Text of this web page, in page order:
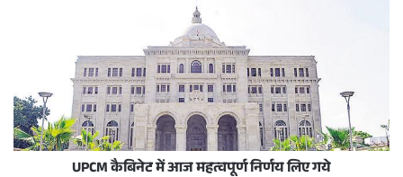
UPCM कैबिनेट में आज महत्वपूर्ण निर्णय लिए गये